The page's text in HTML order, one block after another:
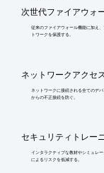
次世代ファイアウォ
従来のファイアウォール機能に加え
トワークを保護する。
ネットワークアクセ
ネットワークに接続される全てのデ
からの不正接続を防ぐ。
セキュリティトレー
インタラクティブな教材やシミュレ
によるリスクを低減する。